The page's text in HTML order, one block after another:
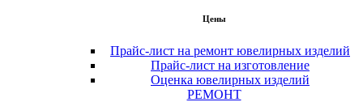
Цены
Прайс-лист на ремонт ювелирных изделий
Прайс-лист на изготовление
Оценка ювелирных изделий
РЕМОНТ